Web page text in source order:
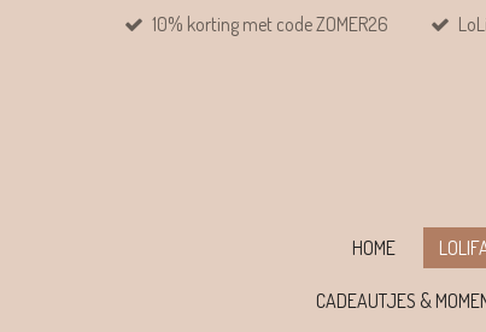
10% korting met code ZOMER26
HOME
CADEAUTJES &